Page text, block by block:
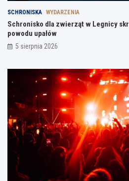
SCHRONISKA WYDARZENIA
Schronisko dla zwierząt w Legnicy
powodu upałów
5 sierpnia 2026